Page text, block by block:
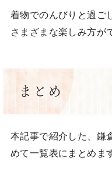
着物でのんびりと過ご
さまざまな楽しみ方が
まとめ
本記事で紹介した、鎌
めて一覧表にまとめま